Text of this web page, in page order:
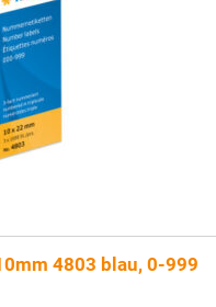
4803 blau, 0-999